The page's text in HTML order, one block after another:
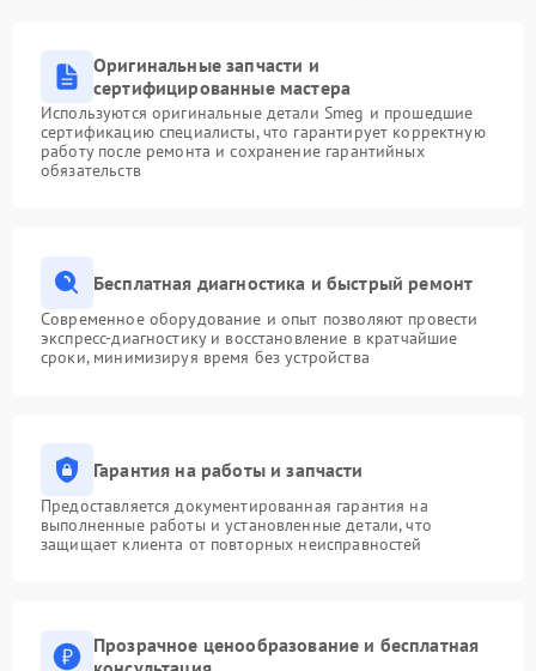
Оригинальные запчасти и
сертифицированные мастера
Используются оригинальные детали Smeg и прошедшие
сертификацию специалисты, что гарантирует корректную
работу после ремонта и сохранение гарантийных
обязательств
Бесплатная диагностика и быстрый ремонт
Современное оборудование и опыт позволяют провести
экспресс-диагностику и восстановление в кратчайшие
сроки, минимизируя время без устройства
Гарантия на работы и запчасти
Предоставляется документированная гарантия на
выполненные работы и установленные детали, что
защищает клиента от повторных неисправностей
Прозрачное ценообразование и бесплатная